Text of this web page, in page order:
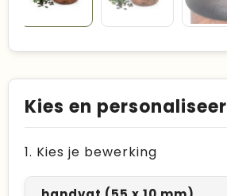
Kies en personaliseer
1. Kies je bewerking